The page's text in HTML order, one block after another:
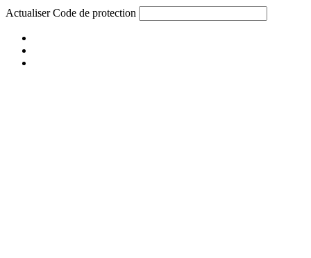
Actualiser Code de protection